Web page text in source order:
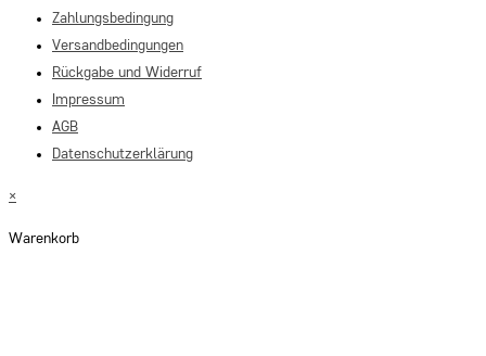
Zahlungsbedingung
Versandbedingungen
Rückgabe und Widerruf
Impressum
AGB
Datenschutzerklärung
×
Warenkorb